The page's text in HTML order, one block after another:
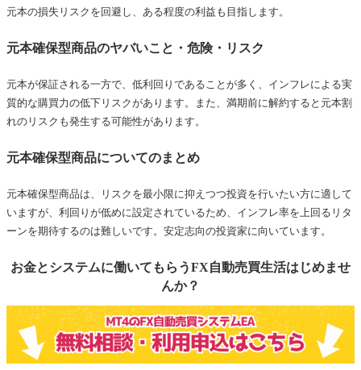
元本の損失リスクを回避し、ある程度の利益も目指します。
元本確保型商品のヤバいこと・危険・リスク
元本が保証される一方で、低利回りであることが多く、インフレによる実
質的な購買力の低下リスクがあります。また、満期前に解約すると元本割
れのリスクも発生する可能性があります。
元本確保型商品についてのまとめ
元本確保型商品は、リスクを最小限に抑えつつ投資を行いたい方に適して
いますが、利回りが低めに設定されているため、インフレ率を上回るリタ
ーンを期待するのは難しいです。安定志向の投資家に向いています。
お金とシステムに働いてもらうFX自動売買生活はじめませ
んか？